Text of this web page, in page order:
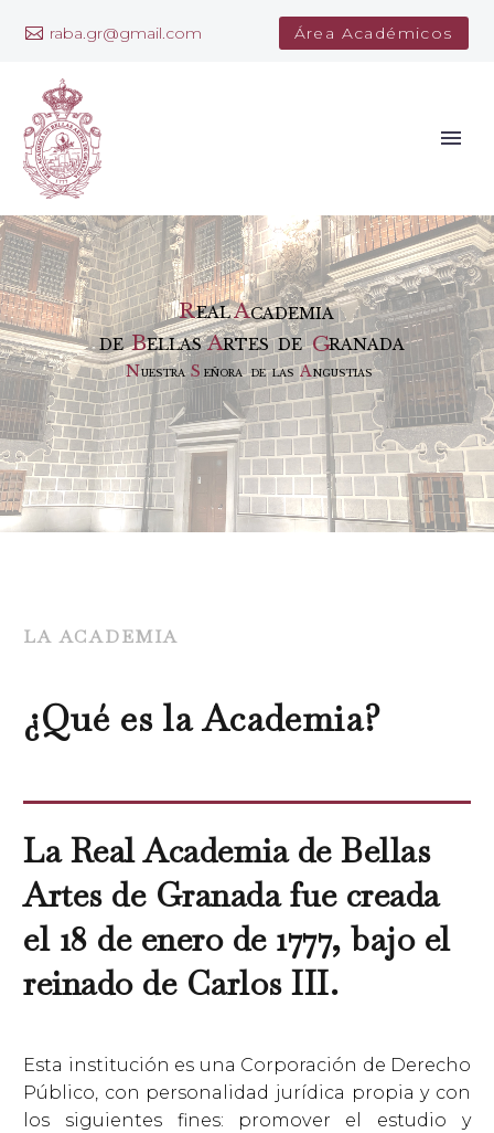
raba.gr@gmail.com Área Académicos
R
UESTRA
B
N
CADEMIA
A
RTES DE
ELLAS G
DE RANADA
NGUSTIAS
S EÑORA DE LAS A
A
EAL
LA ACADEMIA
¿Qué es la Academia?
La Real Academia de Bellas
Artes de Granada fue creada
el 18 de enero de 1777, bajo el
reinado de Carlos III.
Esta institución es una Corporación de Derecho
Público, con personalidad jurídica propia y con
los siguientes fines: promover el estudio y